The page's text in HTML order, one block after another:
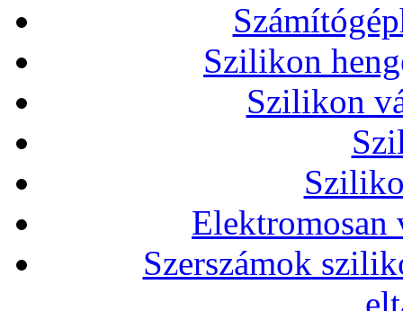
Szilikon
Szilikon
Elektromosan
Szerszámok